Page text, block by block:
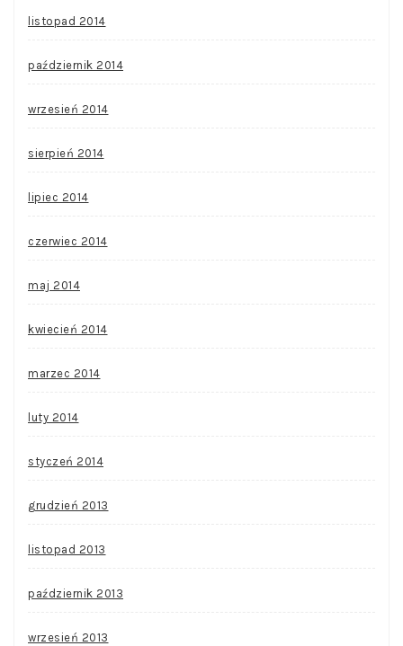
listopad 2014
październik 2014
wrzesień 2014
sierpień 2014
lipiec 2014
czerwiec 2014
maj 2014
kwiecień 2014
marzec 2014
luty 2014
styczeń 2014
grudzień 2013
listopad 2013
październik 2013
wrzesień 2013